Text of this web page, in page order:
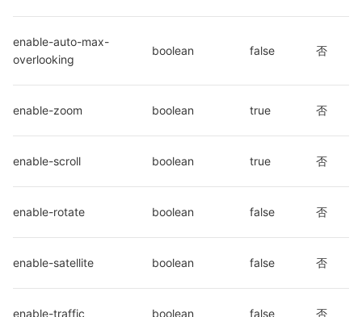
enable-auto-max-
overlooking
boolean false 否
enable-zoom boolean true 否
enable-scroll boolean true 否
enable-rotate boolean false 否
enable-satellite boolean false 否
enable-traffic boolean false 否